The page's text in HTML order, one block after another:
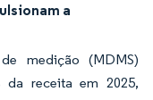
a
medição (MDMS)
da receita em 2025,